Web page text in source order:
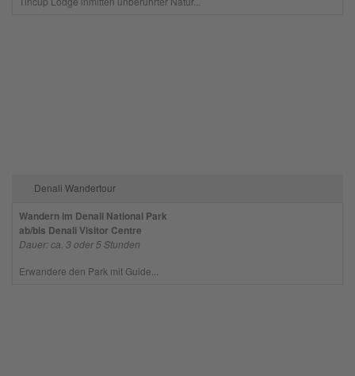
Denali Wandertour
Wandern im Denali National Park
ab/bis Denali Visitor Centre
Dauer: ca. 3 oder 5 Stunden
Erwandere den Park mit Guide...